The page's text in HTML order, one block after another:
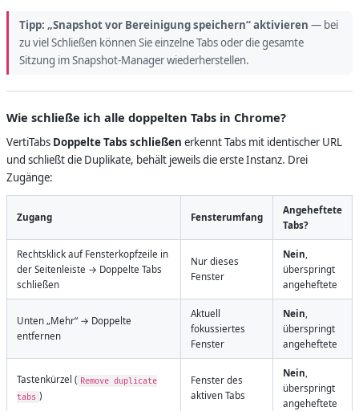
Tipp: „Snapshot vor Bereinigung speichern“ aktivieren — bei
zu viel Schließen können Sie einzelne Tabs oder die gesamte
Sitzung im Snapshot-Manager wiederherstellen.
Wie schließe ich alle doppelten Tabs in Chrome?
VertiTabs Doppelte Tabs schließen erkennt Tabs mit identischer URL
und schließt die Duplikate, behält jeweils die erste Instanz. Drei
Zugänge:
Zugang Fensterumfang
Angeheftete
Tabs?
Rechtsklick auf Fensterkopfzeile in
der Seitenleiste → Doppelte Tabs
schließen
Nur dieses
Fenster
Nein,
überspringt
angeheftete
Unten „Mehr“ → Doppelte
entfernen
Aktuell
fokussiertes
Fenster
Nein,
überspringt
angeheftete
Tastenkürzel ( Remove duplicate
tabs )
Fenster des
aktiven Tabs
Nein,
überspringt
angeheftete